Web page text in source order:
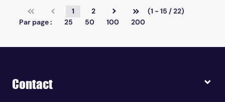
1 2
(1 - 15 / 22)
Par page :
25 50 100 200
Contact